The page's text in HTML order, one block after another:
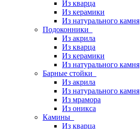
Из кварца
Из керамики
Из натурального камня
Подоконники
Из акрила
Из кварца
Из керамики
Из натурального камня
Барные стойки
Из акрила
Из натурального камня
Из мрамора
Из оникса
Камины
Из кварца